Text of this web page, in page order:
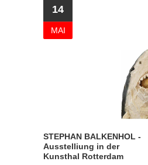
14
MAI
STEPHAN BALKENHOL -
Ausstelliung in der
Kunsthal Rotterdam